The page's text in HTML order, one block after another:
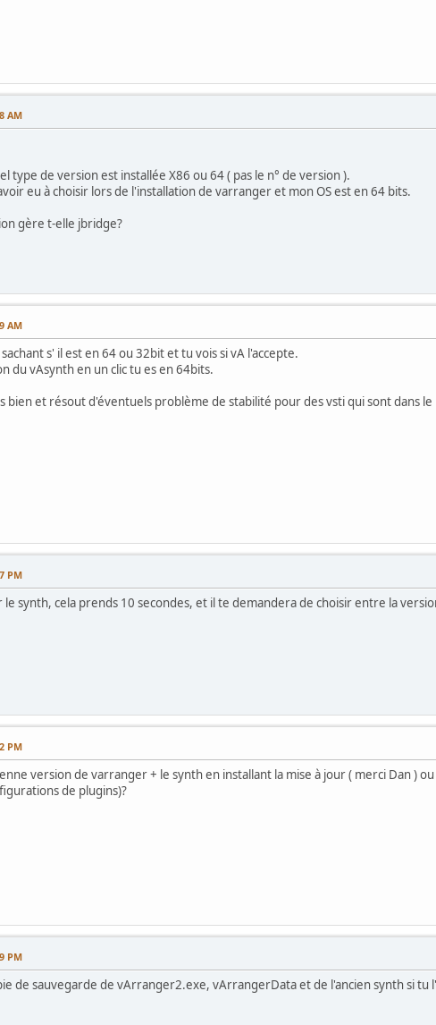
AM
type de version est installée X86 ou 64 ( pas le n° de version ).
eu à choisir lors de l'installation de varranger et mon OS est en 64 bits.
gère t-elle jbridge?
AM
s' il est en 64 ou 32bit et tu vois si vA l'accepte.
du vAsynth en un clic tu es en 64bits.
bien et résout d'éventuels problème de stabilité pour des vsti qui sont dans
PM
synth, cela prends 10 secondes, et il te demandera de choisir entre la
PM
version de varranger + le synth en installant la mise à jour ( merci Dan )
de plugins)?
PM
de sauvegarde de vArranger2.exe, vArrangerData et de l'ancien synth si tu